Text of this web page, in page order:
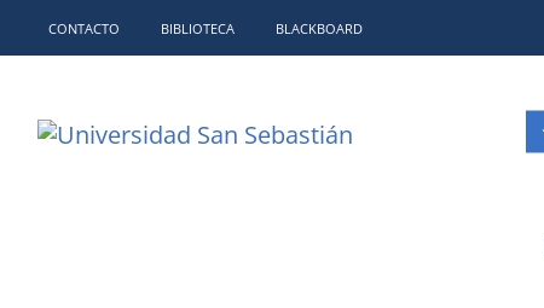
CONTACTO BIBLIOTECA BLACKBOARD